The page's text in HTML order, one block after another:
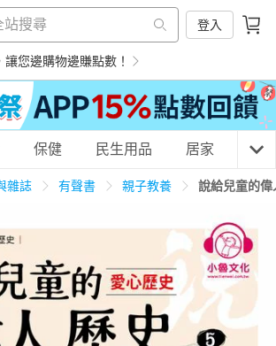
登入
您邊購物邊賺點數！
美食蛋糕 民生用品
3C家電 運動休閒 親子玩具
保健 民生用品 居家 3C
雜誌 有聲書 親子教養 說給兒童的